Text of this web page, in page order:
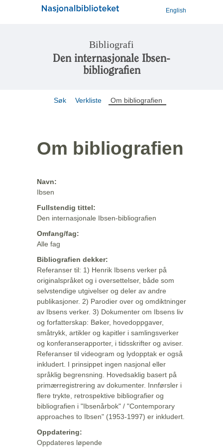
English
Bibliografi
Den internasjonale Ibsen-
bibliografien
Søk Verkliste Om bibliografien
Om bibliografien
Navn:
Ibsen
Fullstendig tittel:
Den internasjonale Ibsen-bibliografien
Omfang/fag:
Alle fag
Bibliografien dekker:
Referanser til: 1) Henrik Ibsens verker på
originalspråket og i oversettelser, både som
selvstendige utgivelser og deler av andre
publikasjoner. 2) Parodier over og omdiktninger
av Ibsens verker. 3) Dokumenter om Ibsens liv
og forfatterskap: Bøker, hovedoppgaver,
småtrykk, artikler og kapitler i samlingsverker
og konferanserapporter, i tidsskrifter og aviser.
Referanser til videogram og lydopptak er også
inkludert. I prinsippet ingen nasjonal eller
språklig begrensning. Hovedsaklig basert på
primærregistrering av dokumenter. Innførsler i
flere trykte, retrospektive bibliografier og
bibliografien i "Ibsenårbok" / "Contemporary
approaches to Ibsen" (1953-1997) er inkludert.
Oppdatering:
Oppdateres løpende